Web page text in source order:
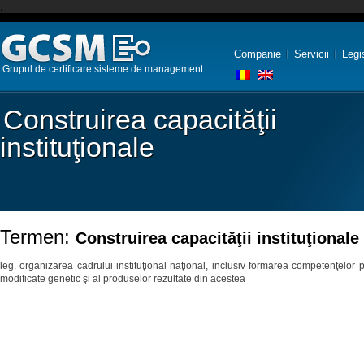
,
Grupul de certificare sisteme de management
Companie Servicii
Construirea capacităţii
instituţionale
Termen: Construirea capacităţii instituţionale
leg. organizarea cadrului instituţional naţional, inclusiv formarea
modificate genetic şi al produselor rezultate din acestea